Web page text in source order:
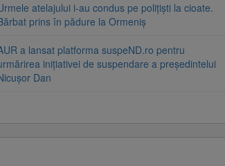
atelajului i-au condus pe polițiști la cioate.
prins în pădure la Ormeniș
a lansat platforma suspeND.ro pentru
inițiativei de suspendare a președintelui
Dan